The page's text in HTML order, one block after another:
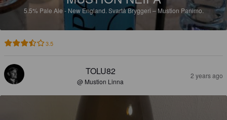
5.5% Pale Ale - New England. Svartå Bryggeri – Mustion Panimo.
3.5
TOLU82
@ Mustion Linna
2 years ago